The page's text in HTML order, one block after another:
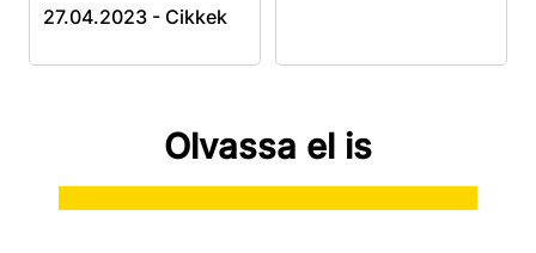
27.04.2023 - Cikkek
Olvassa el is